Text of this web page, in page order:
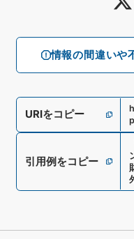
情報の間違いや
URIをコピー
引用例をコピー